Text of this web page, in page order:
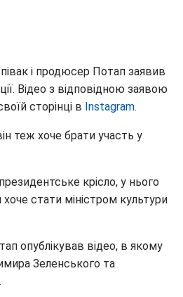
і продюсер Потап заявив
Відео з відповідною заявою
сторінці в Instagram.
теж хоче брати участь у
крісло, у нього
стати міністром культури
опублікував відео, в якому
Зеленського та